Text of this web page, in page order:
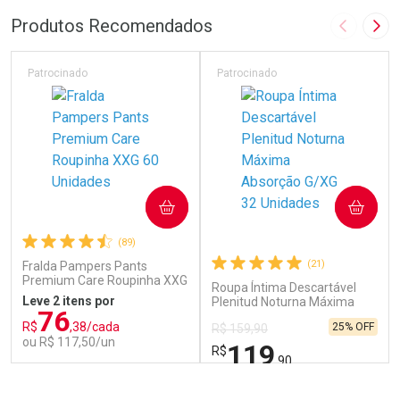
FECHAR
Laboratório
Ver Desconto Convênio
FECHAR
Por Menos Laboratório
Por Menos
Produtos Recomendados Imagem
(89)
Fralda Pampers Pants
Premium Care Roupinha XXG
60 Unidades
Patrocinado
Leve 2 itens por
R$76,38/cada
ou R$ 117,50/un
COMPRAR
(21)
Roupa Íntima Descartável
Plenitud Noturna Máxima
Absorção G/XG 32 Unidades
Patrocinado
R$ 159,90
R$119,90
25% OFF
COMPRAR